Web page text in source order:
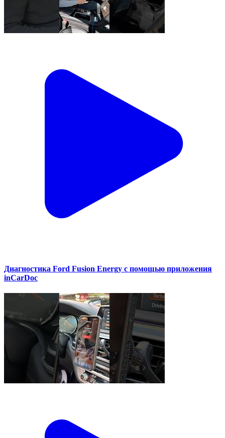
Диагностика Ford Fusion Energy с помощью приложения
inCarDoc